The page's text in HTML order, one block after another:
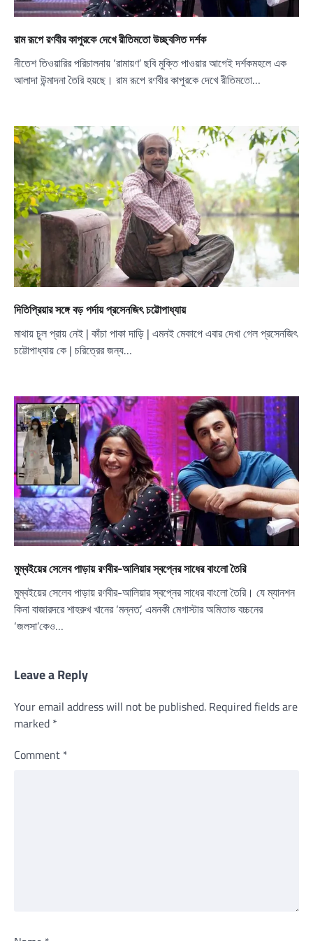
রাম রূপে রণবীর কাপুরকে দেখে রীতিমতো উচ্ছ্বসিত দর্শক
নীতেশ তিওয়ারির পরিচালনায় ‘রামায়ণ’ ছবি মুক্তি পাওয়ার আগেই দর্শকমহলে এক
আলাদা উন্মাদনা তৈরি হয়ছে। রাম রূপে রণবীর কাপুরকে দেখে রীতিমতো…
দিতিপ্রিয়ার সঙ্গে বড় পর্দায় প্রসেনজিৎ চট্টোপাধ্যায়
মাথায় চুল প্রায় নেই | কাঁচা পাকা দাড়ি | এমনই মেকাপে এবার দেখা গেল প্রসেনজিৎ
চট্টোপাধ্যায় কে | চরিত্রের জন্য…
মুম্বইয়ের সেলেব পাড়ায় রণবীর-আলিয়ার স্বপ্নের সাধের বাংলো তৈরি
মুম্বইয়ের সেলেব পাড়ায় রণবীর-আলিয়ার স্বপ্নের সাধের বাংলো তৈরি। যে ম্যানশন
কিনা বাজারদরে শাহরুখ খানের ‘মন্নত’, এমনকী মেগাস্টার অমিতাভ বচ্চনের
‘জলসা’কেও…
Leave a Reply
Your email address will not be published. Required fields are
marked *
Comment *